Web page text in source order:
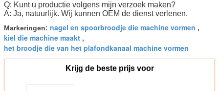
Q: Kunt u productie volgens mijn verzoek maken?
A: Ja, natuurlijk. Wij kunnen OEM de dienst verlenen.
Markeringen: nagel en spoorbroodje die machine vormen ,
kiel die machine maakt ,
het broodje die van het plafondkanaal machine vormen
Krijg de beste prijs voor